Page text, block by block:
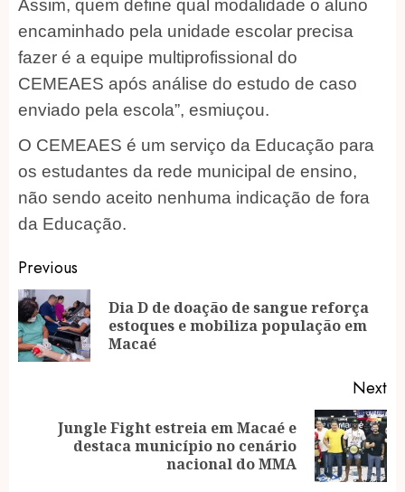
Assim, quem define qual modalidade o aluno
encaminhado pela unidade escolar precisa
fazer é a equipe multiprofissional do
CEMEAES após análise do estudo de caso
enviado pela escola”, esmiuçou.
O CEMEAES é um serviço da Educação para
os estudantes da rede municipal de ensino,
não sendo aceito nenhuma indicação de fora
da Educação.
Post
navigation
Previous
Dia D de doação de sangue reforça
estoques e mobiliza população em
Macaé
Next
Jungle Fight estreia em Macaé e
destaca município no cenário
nacional do MMA